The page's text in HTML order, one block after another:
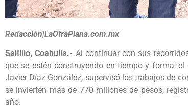
Redacción|LaOtraPlana.com.mx
Saltillo, Coahuila.- Al continuar con sus
que se estén construyendo en tiempo y forma,
Javier Díaz González, supervisó los trabajos de
se invierten más de 770 millones de pesos,
año.